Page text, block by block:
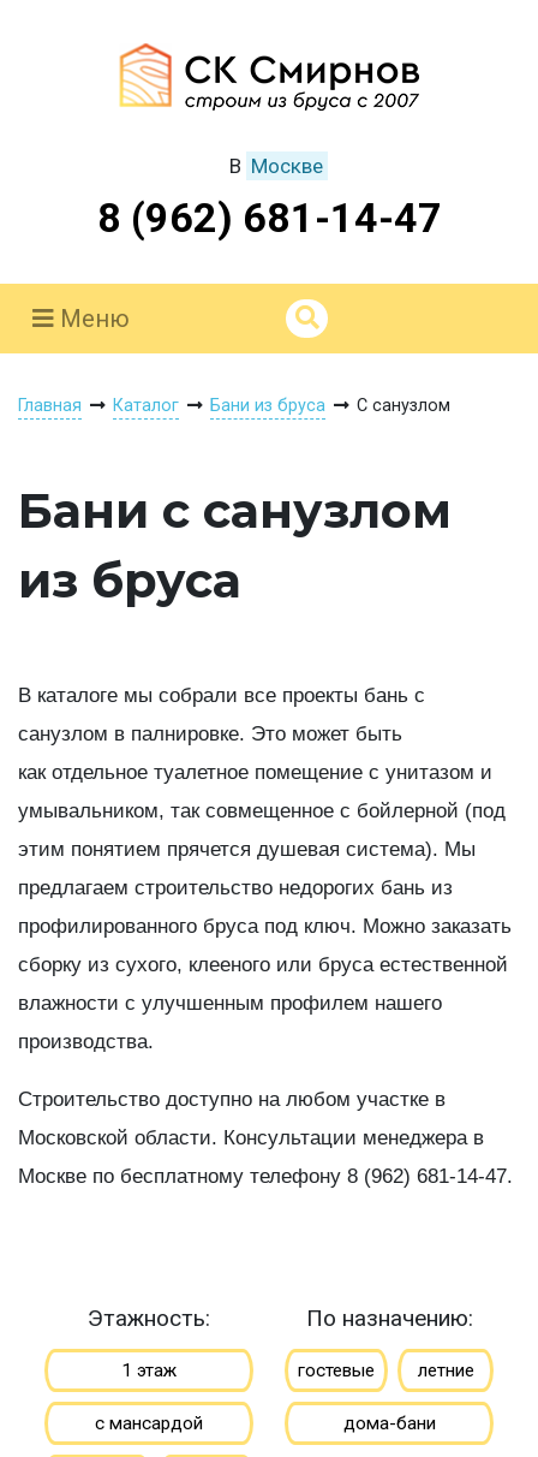
В Москве
8 (962) 681-14-47
Меню
Главная Каталог Бани из бруса С санузлом
Бани с санузлом
из бруса
В каталоге мы собрали все проекты бань с
санузлом в палнировке. Это может быть
как отдельное туалетное помещение с унитазом и
умывальником, так совмещенное с бойлерной (под
этим понятием прячется душевая система). Мы
предлагаем строительство недорогих бань из
профилированного бруса под ключ. Можно заказать
сборку из сухого, клееного или бруса естественной
влажности с улучшенным профилем нашего
производства.
Строительство доступно на любом участке в
Московской области. Консультации менеджера в
Москве по бесплатному телефону 8 (962) 681-14-47.
Этажность:
1 этаж
с мансардой
По назначению:
гостевые летние
дома-бани